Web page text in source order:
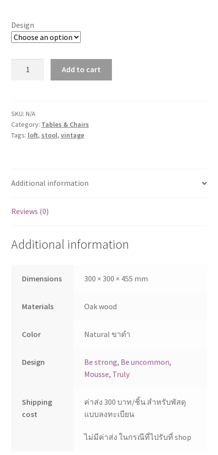
Design
quantity
Add to cart
SKU: N/A
Category: Tables & Chairs
Tags: loft, stool, vintage
Additional information
Reviews (0)
Additional information
Dimensions 300 × 300 × 455 mm
Materials Oak wood
Color Natural ขาดำ
Design Be strong, Be uncommon,
Mousse, Truly
Shipping
cost
ค่าส่ง 300 บาท/ชิ้น สำหรับพัสดุ
แบบลงทะเบียน
ไม่มีค่าส่ง ในกรณีที่ไปรับที่ shop